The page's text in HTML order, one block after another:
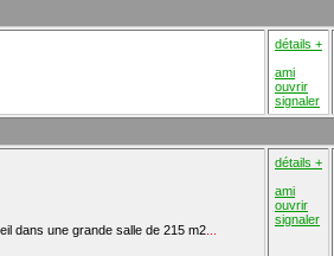
détails +
ami
ouvrir
signaler
dans une grande salle de 215 m2
détails +
ami
ouvrir
signaler